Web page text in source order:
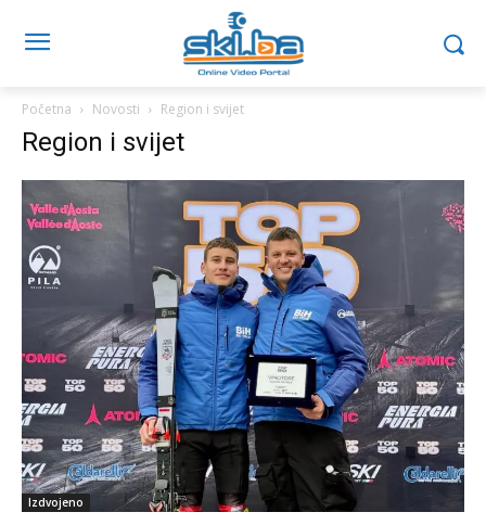
Početna Novosti Region i svijet
Region i svijet
Izdvojeno